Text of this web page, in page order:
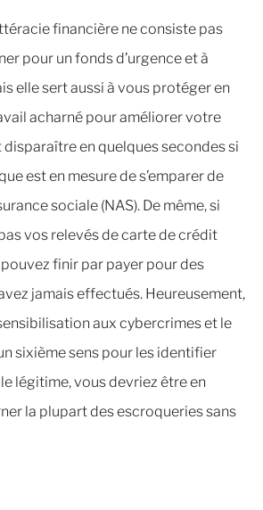
financière ne consiste pas
pour un fonds d’urgence et à
elle sert aussi à vous protéger en
acharné pour améliorer votre
en quelques secondes si
est en mesure de s’emparer de
sociale (NAS). De même, si
vos relevés de carte de crédit
finir par payer pour des
jamais effectués. Heureusement,
aux cybercrimes et le
sixième sens pour les identifier
légitime, vous devriez être en
la plupart des escroqueries sans